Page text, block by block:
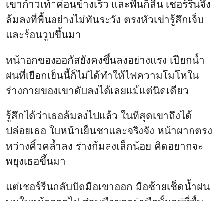
รู้สึกได้ว่าเธอล้มลงไปแล้ว ในที่สุดเขาถึงได้
ปล่อยเธอ ใบหน้าเย็นชาและจริงจัง หน้าผากตรง
หว่างคิ้วคล้ำลง ร่างก้มลงเล็กน้อย คิดอยากจะ
พยุงเธอขึ้นมา
แต่เชอร์รีนกลับปัดมือเขาออก มือซ้ายเช็ดน้ำฝน